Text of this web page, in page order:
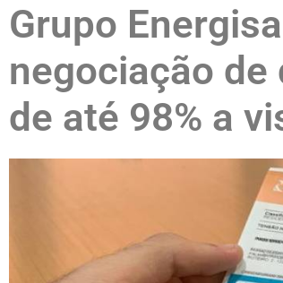
Grupo
negociação
de até 98% a